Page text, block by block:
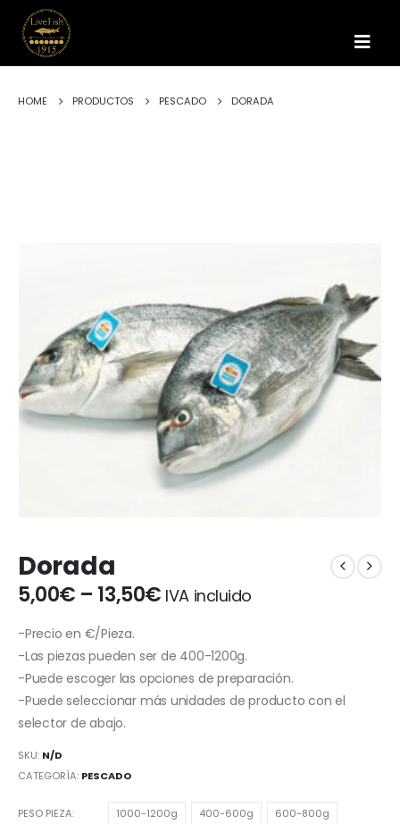
HOME PRODUCTOS PESCADO DORADA
Dorada
5,00€ – 13,50€ IVA incluido
-Precio en €/Pieza.
-Las piezas pueden ser de 400-1200g.
-Puede escoger las opciones de preparación.
-Puede seleccionar más unidades de producto con el
selector de abajo.
SKU: N/D
CATEGORÍA: PESCADO
PESO PIEZA 1000-1200g 400-600g
600-800g